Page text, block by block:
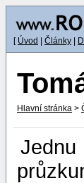
[ Úvod Články
Hlavní stránka >